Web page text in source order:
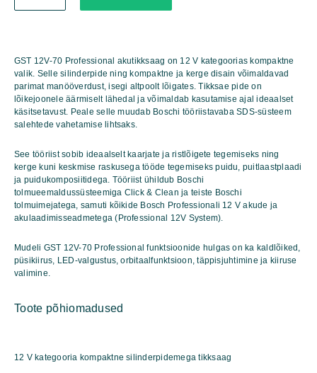
12V-
GST 12V-70 Professional akutikksaag on 12 V kategoorias kompaktne
valik. Selle silinderpide ning kompaktne ja kerge disain võimaldavad
parimat manööverdust, isegi altpoolt lõigates. Tikksae pide on
lõikejoonele äärmiselt lähedal ja võimaldab kasutamise ajal ideaalset
käsitsetavust. Peale selle muudab Boschi tööriistavaba SDS-süsteem
salehtede vahetamise lihtsaks.
See tööriist sobib ideaalselt kaarjate ja ristlõigete tegemiseks ning
kerge kuni keskmise raskusega tööde tegemiseks puidu, puitlaastplaadi
ja puidukomposiitidega. Tööriist ühildub Boschi
tolmueemaldussüsteemiga Click & Clean ja teiste Boschi
tolmuimejatega, samuti kõikide Bosch Professionali 12 V akude ja
akulaadimisseadmetega (Professional 12V System).
Mudeli GST 12V-70 Professional funktsioonide hulgas on ka kaldlõiked,
püsikiirus, LED-valgustus, orbitaalfunktsioon, täppisjuhtimine ja kiiruse
valimine.
Toote põhiomadused
12 V kategooria kompaktne silinderpidemega tikksaag